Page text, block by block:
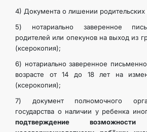
4) Документа о лишении родительских
5) нотариально заверенное
родителей или опекунов на выход из
(ксерокопия);
6) нотариально заверенное
возрасте от 14 до 18 лет на
(ксерокопия);
7) документ полномочного
государства о наличии у ребенка
подтверждение возможности